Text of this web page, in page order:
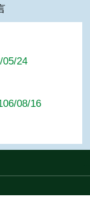
05/24
08/16